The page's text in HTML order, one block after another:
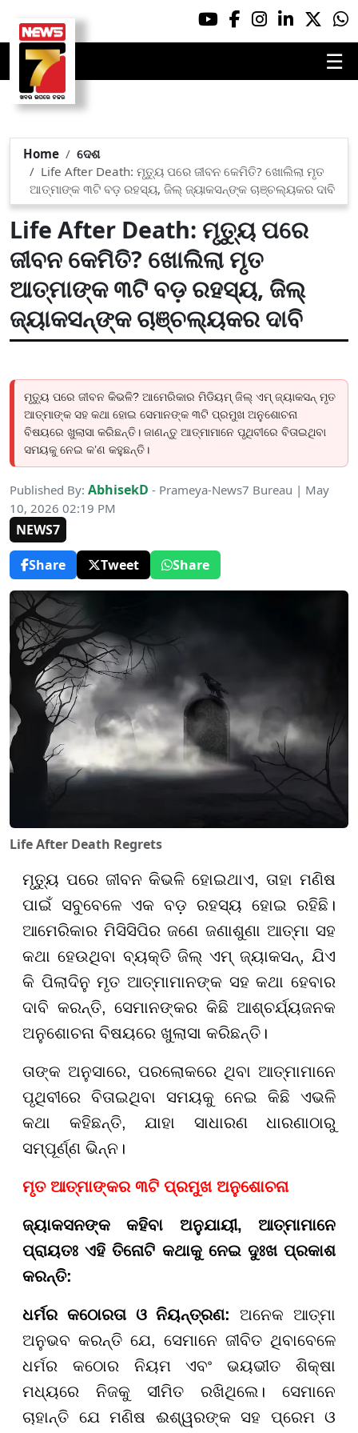
☰
Home
ଦେଶ
Life After Death: ମୃତ୍ୟୁ ପରେ ଜୀବନ କେମିତି? ଖୋଲିଲା ମୃତ
ଆତ୍ମାଙ୍କ ୩ଟି ବଡ଼ ରହସ୍ୟ, ଜିଲ୍ ଜ୍ୟାକସନ୍‌ଙ୍କ ଚାଞ୍ଚଲ୍ୟକର ଦାବି
Life After Death: ମୃତ୍ୟୁ ପରେ
ଜୀବନ କେମିତି? ଖୋଲିଲା ମୃତ
ଆତ୍ମାଙ୍କ ୩ଟି ବଡ଼ ରହସ୍ୟ, ଜିଲ୍
ଜ୍ୟାକସନ୍‌ଙ୍କ ଚାଞ୍ଚଲ୍ୟକର ଦାବି
ମୃତ୍ୟୁ ପରେ ଜୀବନ କିଭଳି? ଆମେରିକାର ମିଡିୟମ୍ ଜିଲ୍ ଏମ୍ ଜ୍ୟାକସନ୍ ମୃତ
ଆତ୍ମାଙ୍କ ସହ କଥା ହୋଇ ସେମାନଙ୍କ ୩ଟି ପ୍ରମୁଖ ଅନୁଶୋଚନା
ବିଷୟରେ ଖୁଲାସା କରିଛନ୍ତି। ଜାଣନ୍ତୁ ଆତ୍ମାମାନେ ପୃଥିବୀରେ ବିତାଇଥିବା
ସମୟକୁ ନେଇ କ’ଣ କହୁଛନ୍ତି।
Published By: AbhisekD - Prameya-News7 Bureau | May
10, 2026 02:19 PM
NEWS7
Share
Tweet Share
Life After Death Regrets
ମୃତ୍ୟୁ ପରେ ଜୀବନ କିଭଳି ହୋଇଥାଏ, ତାହା ମଣିଷ
ପାଇଁ ସବୁବେଳେ ଏକ ବଡ଼ ରହସ୍ୟ ହୋଇ ରହିଛି।
ଆମେରିକାର ମିସିସିପିର ଜଣେ ଜଣାଶୁଣା ଆତ୍ମା ସହ
କଥା ହେଉଥିବା ବ୍ୟକ୍ତି ଜିଲ୍ ଏମ୍ ଜ୍ୟାକସନ୍, ଯିଏ
କି ପିଲାଦିନୁ ମୃତ ଆତ୍ମାମାନଙ୍କ ସହ କଥା ହେବାର
ଦାବି କରନ୍ତି, ସେମାନଙ୍କର କିଛି ଆଶ୍ଚର୍ଯ୍ୟଜନକ
ଅନୁଶୋଚନା ବିଷୟରେ ଖୁଲାସା କରିଛନ୍ତି।
ତାଙ୍କ ଅନୁସାରେ, ପରଲୋକରେ ଥିବା ଆତ୍ମାମାନେ
ପୃଥିବୀରେ ବିତାଇଥିବା ସମୟକୁ ନେଇ କିଛି ଏଭଳି
କଥା କହିଛନ୍ତି, ଯାହା ସାଧାରଣ ଧାରଣାଠାରୁ
ସମ୍ପୂର୍ଣ୍ଣ ଭିନ୍ନ।
ମୃତ ଆତ୍ମାଙ୍କର ୩ଟି ପ୍ରମୁଖ ଅନୁଶୋଚନା
ଜ୍ୟାକସନଙ୍କ କହିବା ଅନୁଯାୟୀ, ଆତ୍ମାମାନେ
ପ୍ରାୟତଃ ଏହି ତିନୋଟି କଥାକୁ ନେଇ ଦୁଃଖ ପ୍ରକାଶ
କରନ୍ତି:
ଧର୍ମର କଠୋରତା ଓ ନିୟନ୍ତ୍ରଣ:
ଅନେକ ଆତ୍ମା
ଅନୁଭବ କରନ୍ତି ଯେ, ସେମାନେ ଜୀବିତ ଥିବାବେଳେ
ଧର୍ମର କଠୋର ନିୟମ ଏବଂ ଭୟଭୀତ ଶିକ୍ଷା
ମଧ୍ୟରେ ନିଜକୁ ସୀମିତ ରଖିଥିଲେ। ସେମାନେ
ଚାହାନ୍ତି ଯେ ମଣିଷ ଈଶ୍ୱରଙ୍କ ସହ ପ୍ରେମ ଓ